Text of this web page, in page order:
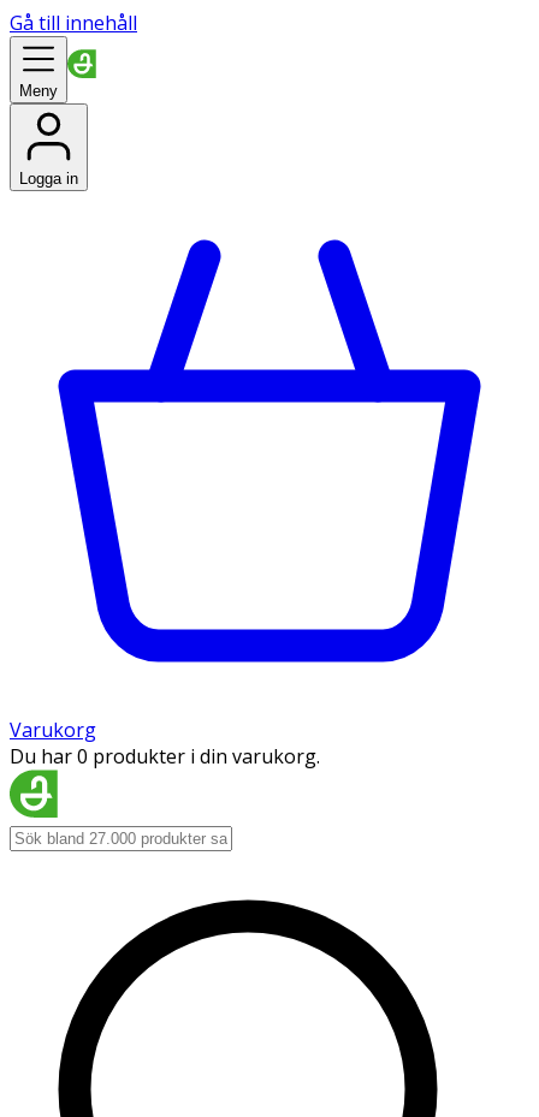
Gå till innehåll
Meny
Logga in
Varukorg
Du har 0 produkter i din varukorg.